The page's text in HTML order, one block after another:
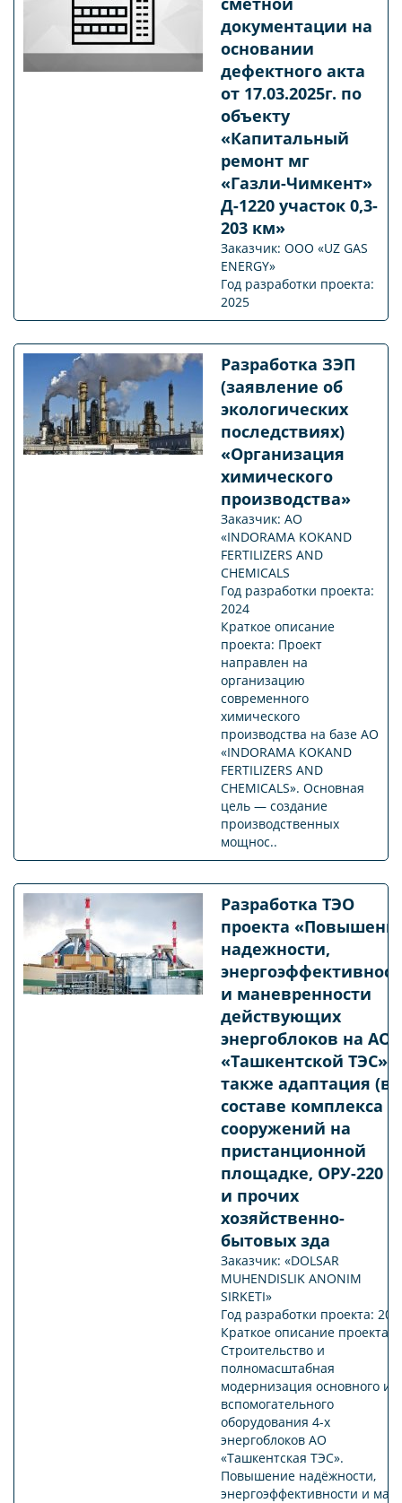
документации на
основании
дефектного акта
от 17.03.2025г. по
объекту
«Капитальный
ремонт мг
«Газли-Чимкент»
Д-1220 участок 0,3-
203 км»
Заказчик: OOO «UZ GAS
ENERGY»
Год разработки проекта:
2025
Разработка ЗЭП
(заявление об
экологических
последствиях)
«Организация
химического
производства»
Заказчик: АO
«INDORAMA KOKAND
FERTILIZERS AND
CHEMICALS
Год разработки проекта:
2024
Краткое описание
проекта: Проект
направлен на
организацию
современного
химического
производства на базе АО
«INDORAMA KOKAND
FERTILIZERS AND
CHEMICALS». Основная
цель — создание
производственных
мощнос..
Разработка ТЭО
проекта
надежности,
и маневренности
действующих
энергоблоков на АО
«Ташкентской ТЭС»,
также адаптация (в
составе комплекса
сооружений на
пристанционной
площадке, ОРУ-220
и прочих
хозяйственно-
бытовых зда
Заказчик: «DOLSAR
MUHENDISLIK ANONIM
SIRKETI»
Год разработки проекта:
Краткое описание проекта:
Строительство и
полномасштабная
модернизация основного и
вспомогательного
оборудования 4-х
энергоблоков АО
«Ташкентская ТЭС».
Повышение надёжности,
энергоэффективности и